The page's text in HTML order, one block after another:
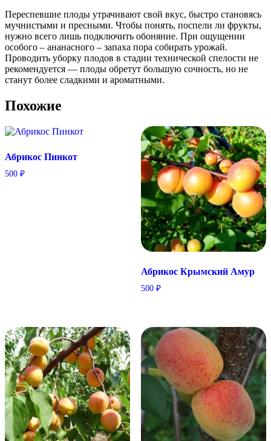
Переспевшие плоды утрачивают свой вкус, быстро становясь
мучнистыми и пресными. Чтобы понять, поспели ли фрукты,
нужно всего лишь подключить обоняние. При ощущении
особого – ананасного – запаха пора собирать урожай.
Проводить уборку плодов в стадии технической спелости не
рекомендуется — плоды обретут большую сочность, но не
станут более сладкими и ароматными.
Похожие
Абрикос Пинкот
500 ₽
Абрикос Крымский Амур
500 ₽